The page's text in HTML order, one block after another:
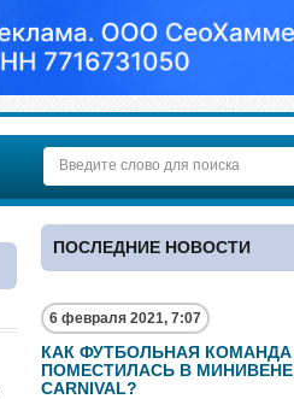
ПОСЛЕДНИЕ НОВОСТИ
6 февраля 2021, 7:07
КАК ФУТБОЛЬНАЯ КОМАНДА
ПОМЕСТИЛАСЬ В МИНИВЕНЕ
CARNIVAL?